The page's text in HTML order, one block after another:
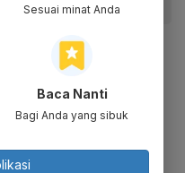
Sesuai minat Anda
Baca Nanti
Bagi Anda yang sibuk